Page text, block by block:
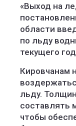
«Выход на
области
по льду
текущего
Кировчанам
льду.
составлять
чтобы